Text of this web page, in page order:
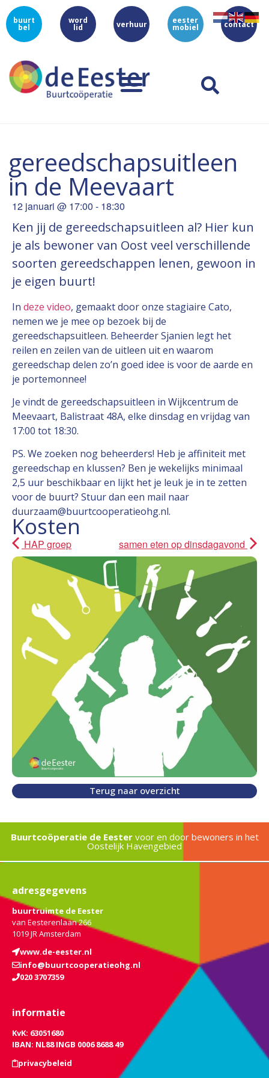
buurt
bel
word
lid verhuur eester
mobiel contact
Terug naar overzicht
gereedschapsuitleen
in de Meevaart
12 januari @ 17:00 - 18:30
Ken jij de gereedschapsuitleen al? Hier kun
je als bewoner van Oost veel verschillende
soorten gereedschappen lenen, gewoon in
je eigen buurt!
In deze video, gemaakt door onze stagiaire Cato,
nemen we je mee op bezoek bij de
gereedschapsuitleen. Beheerder Sjanien legt het
reilen en zeilen van de uitleen uit en waarom
gereedschap delen zo’n goed idee is voor de aarde en
je portemonnee!
Je vindt de gereedschapsuitleen in Wijkcentrum de
Meevaart, Balistraat 48A, elke dinsdag en vrijdag van
17:00 tot 18:30.
PS. We zoeken nog beheerders! Heb je affiniteit met
gereedschap en klussen? Ben je wekelijks minimaal
2,5 uur beschikbaar en lijkt het je leuk je in te zetten
voor de buurt? Stuur dan een mail naar
duurzaam@buurtcooperatieohg.nl.
Kosten
HAP groep samen eten op dinsdagavond
Buurtcoöperatie de Eestervoor en door bewoners in het
Oostelijk Havengebied
adresgegevens
buurtruimte de Eester
van Eesterenlaan 266
1019 JR Amsterdam
www.de-eester.nl
info@buurtcooperatieohg.nl
020 3707359
informatie
KvK: 63051680
IBAN: NL88 INGB 0006 8688 49
privacybeleid